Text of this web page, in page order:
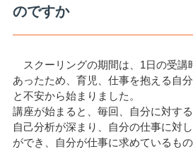
のですか
スクーリングの期間は、1日の受講
あったため、育児、仕事を抱える自
と不安から始まりました。
講座が始まると、毎回、自分に対す
自己分析が深まり、自分の仕事に対
ができ、自分が仕事に求めているも